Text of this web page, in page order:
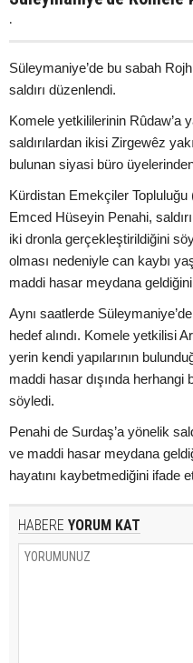
.
Süleymaniye’de bu sabah
saldırı düzenlendi.
Komele yetkililerinin Rûdaw’a
saldırılardan ikisi Zirgewêz
bulunan siyasi büro
Kürdistan Emekçiler
Emced Hüseyin Penahi,
iki dronla gerçekleştirildiğini
olması nedeniyle can kaybı
maddi hasar meydana
Aynı saatlerde
hedef alındı. Komele yetkilisi
yerin kendi yapılarının
maddi hasar dışında herhangi
söyledi.
Penahi de Surdaş’a yönelik
ve maddi hasar meydana
hayatını kaybetmediğini ifade
HABERE YORUM KAT